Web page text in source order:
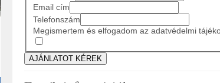
Email cím
Telefonszám
Megismertem és elfogadom az adatvédelmi